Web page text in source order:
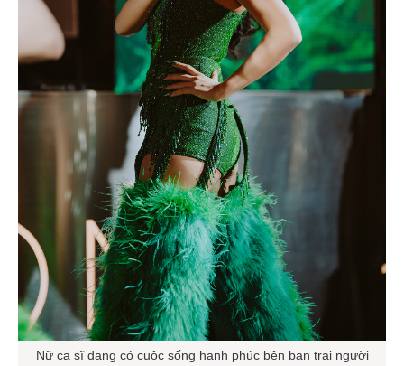
Nữ ca sĩ đang có cuộc sống hạnh phúc bên bạn trai người